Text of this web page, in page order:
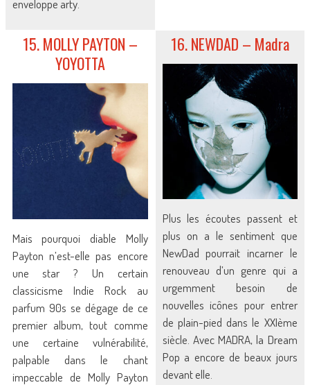
enveloppe arty.
15. MOLLY PAYTON –
YOYOTTA
Mais pourquoi diable Molly
Payton n’est-elle pas encore
une star ? Un certain
classicisme Indie Rock au
parfum 90s se dégage de ce
premier album, tout comme
une certaine vulnérabilité,
palpable dans le chant
impeccable de Molly Payton
16. NEWDAD – Madra
Plus les écoutes passent et
plus on a le sentiment que
NewDad pourrait incarner le
renouveau d’un genre qui a
urgemment besoin de
nouvelles icônes pour entrer
de plain-pied dans le XXIème
siècle. Avec MADRA, la Dream
Pop a encore de beaux jours
devant elle.